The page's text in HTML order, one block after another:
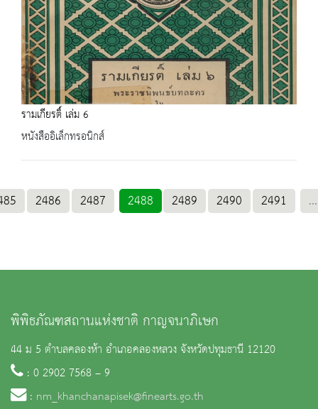
รามเกียรติ์ เล่ม 6
หนังสืออิเล็กทรอนิกส์
2486 2487 2488 2489 2490 2491 ...
พิพิธภัณฑสถานแห่งชาติ กาญจนาภิเษก
44 ม 5 ตำบลคลองห้า อำเภอคลองหลวง จังหวัดปทุมธานี 12120
: 0 2902 7568 – 9
: nm_khanchanapisek@finearts.go.th